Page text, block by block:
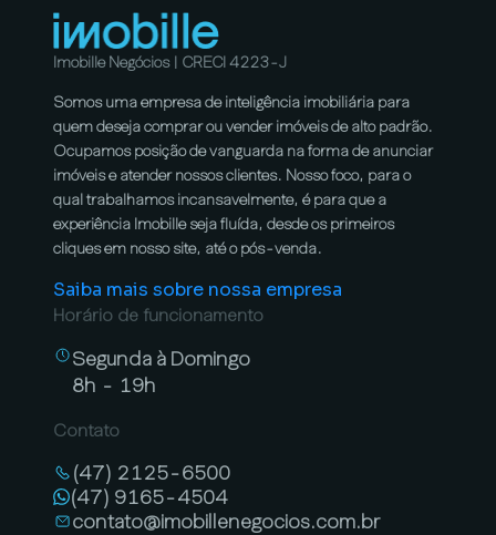
Imobille Negócios | CRECI 4223-J
Somos uma empresa de inteligência imobiliária para
quem deseja comprar ou vender imóveis de alto padrão.
Ocupamos posição de vanguarda na forma de anunciar
imóveis e atender nossos clientes. Nosso foco, para o
qual trabalhamos incansavelmente, é para que a
experiência Imobille seja fluída, desde os primeiros
cliques em nosso site, até o pós-venda.
Saiba mais sobre nossa empresa
Horário de funcionamento
Segunda à Domingo
8h - 19h
Contato
(47) 2125-6500
(47) 9165-4504
contato@imobillenegocios.com.br